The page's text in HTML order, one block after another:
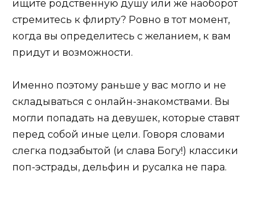
ищите родственную душу или же наоборот
стремитесь к флирту? Ровно в тот момент,
когда вы определитесь с желанием, к вам
придут и возможности.
Именно поэтому раньше у вас могло и не
складываться с онлайн-знакомствами. Вы
могли попадать на девушек, которые ставят
перед собой иные цели. Говоря словами
слегка подзабытой (и слава Богу!) классики
поп-эстрады, дельфин и русалка не пара.